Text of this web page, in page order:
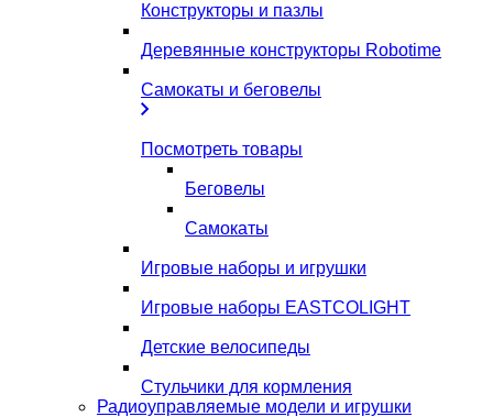
Конструкторы и пазлы
Деревянные конструкторы Robotime
Самокаты и беговелы
Посмотреть товары
Беговелы
Самокаты
Игровые наборы и игрушки
Игровые наборы EASTCOLIGHT
Детские велосипеды
Стульчики для кормления
Радиоуправляемые модели и игрушки